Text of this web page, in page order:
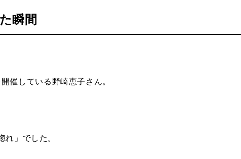
瞬間
催している野崎恵子さん。
」でした。